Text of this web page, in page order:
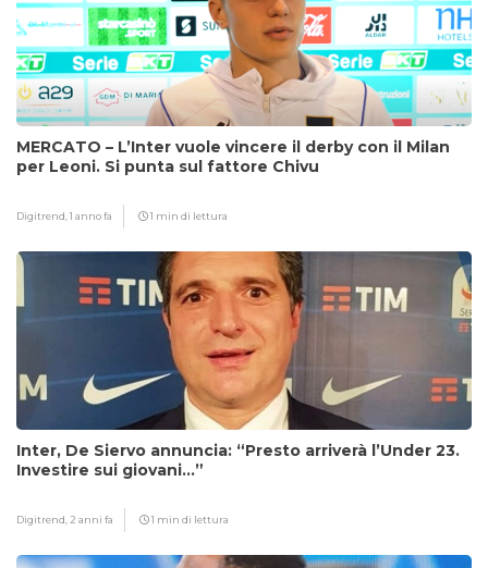
MERCATO – L’Inter vuole vincere il derby con il Milan
per Leoni. Si punta sul fattore Chivu
Digitrend,1 anno fa 1 min di lettura
Inter, De Siervo annuncia: “Presto arriverà l’Under 23.
Investire sui giovani…”
Digitrend, 2 anni fa 1 min di lettura